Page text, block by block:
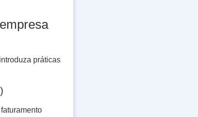
práticas